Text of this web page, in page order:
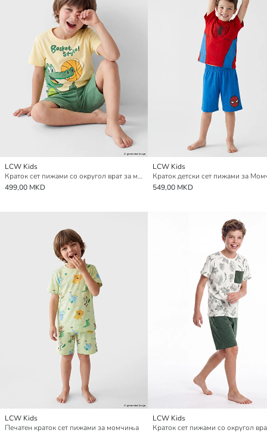
LCW Kids
Краток сет пижами со округол врат за момчиња
499,00 MKD
LCW Kids
549,00 MKD
LCW Kids
Печатен краток сет пижами за момчиња
LCW Kids